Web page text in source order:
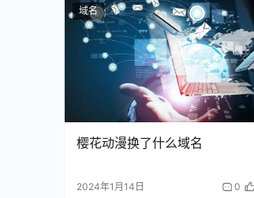
域名
樱花动漫换了什么域名
2024年1月14日 0